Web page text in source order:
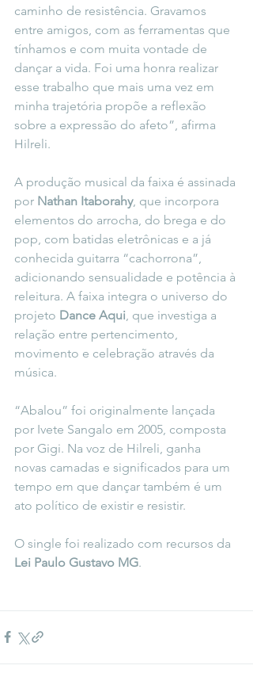
caminho de resistência. Gravamos
entre amigos, com as ferramentas que
tínhamos e com muita vontade de
dançar a vida. Foi uma honra realizar
esse trabalho que mais uma vez em
minha trajetória propõe a reflexão
sobre a expressão do afeto”, afirma
Hilreli.
A produção musical da faixa é assinada
por Nathan Itaborahy, que incorpora
elementos do arrocha, do brega e do
pop, com batidas eletrônicas e a já
conhecida guitarra “cachorrona”,
adicionando sensualidade e potência à
releitura. A faixa integra o universo do
projeto Dance Aqui , que investiga a
relação entre pertencimento,
movimento e celebração através da
música.
“Abalou” foi originalmente lançada
por Ivete Sangalo em 2005, composta
por Gigi. Na voz de Hilreli, ganha
novas camadas e significados para um
tempo em que dançar também é um
ato político de existir e resistir.
O single foi realizado com recursos da
Lei Paulo Gustavo MG.